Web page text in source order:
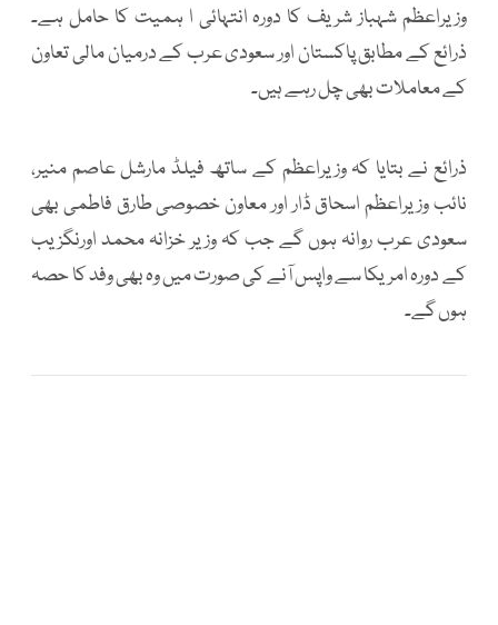
وزیراعظم شہباز شریف کا دورہ انتہائی ا ہمیت کا حامل ہے۔
ذرائع کے مطابق پاکستان اور سعودی عرب کے درمیان مالی تعاون
کے معاملات بھی چل رہے ہیں۔
ذرائع نے بتایا کہ وزیراعظم کے ساتھ فیلڈ مارشل عاصم منیر،
نائب وزیراعظم اسحاق ڈار اور معاون خصوصی طارق فاطمی بھی
سعودی عرب روانہ ہوں گے جب کہ وزیر خزانہ محمد اورنگزیب
کے دورہ امریکا سے واپس آنے کی صورت میں وہ بھی وفد کا حصہ
ہوں گے۔